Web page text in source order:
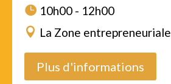
10h00 - 12h00
La Zone entrepreneuriale
Plus d'informations